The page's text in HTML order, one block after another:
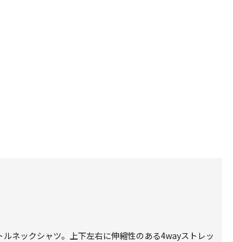
ネックシャツ。上下左右に伸縮性のある4wayストレッ